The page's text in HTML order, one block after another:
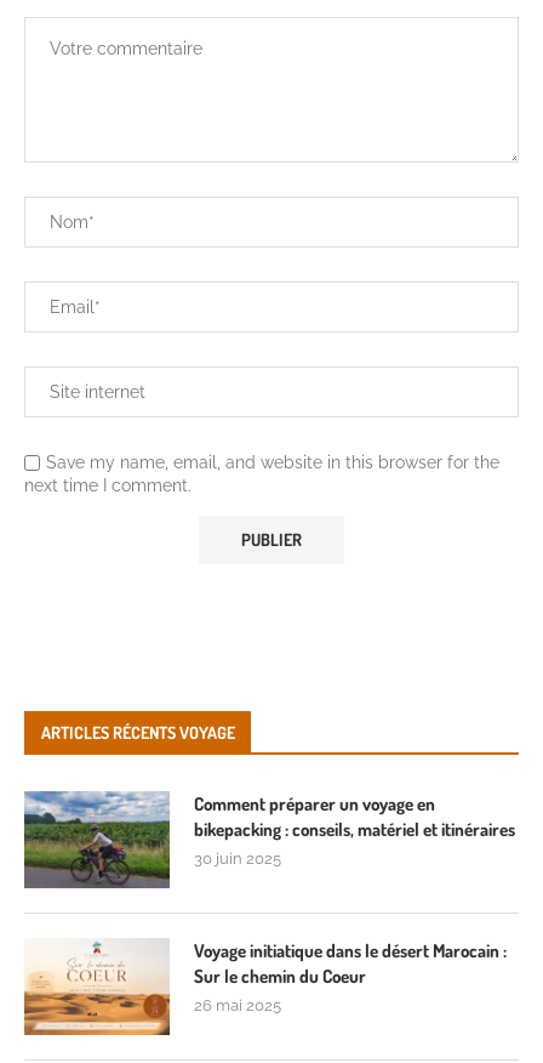
Save my name, email, and website in this browser for the
next time I comment.
ARTICLES RÉCENTS VOYAGE
Comment préparer un voyage en
bikepacking : conseils, matériel et itinéraires
30 juin 2025
Voyage initiatique dans le désert Marocain :
Sur le chemin du Coeur
26 mai 2025